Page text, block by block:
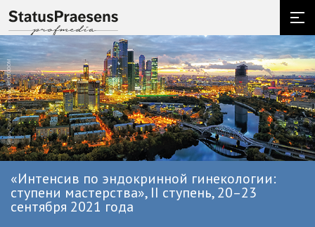
«Интенсив по эндокринной гинекологии:
ступени мастерства», II ступень, 20–23
сентября 2021 года